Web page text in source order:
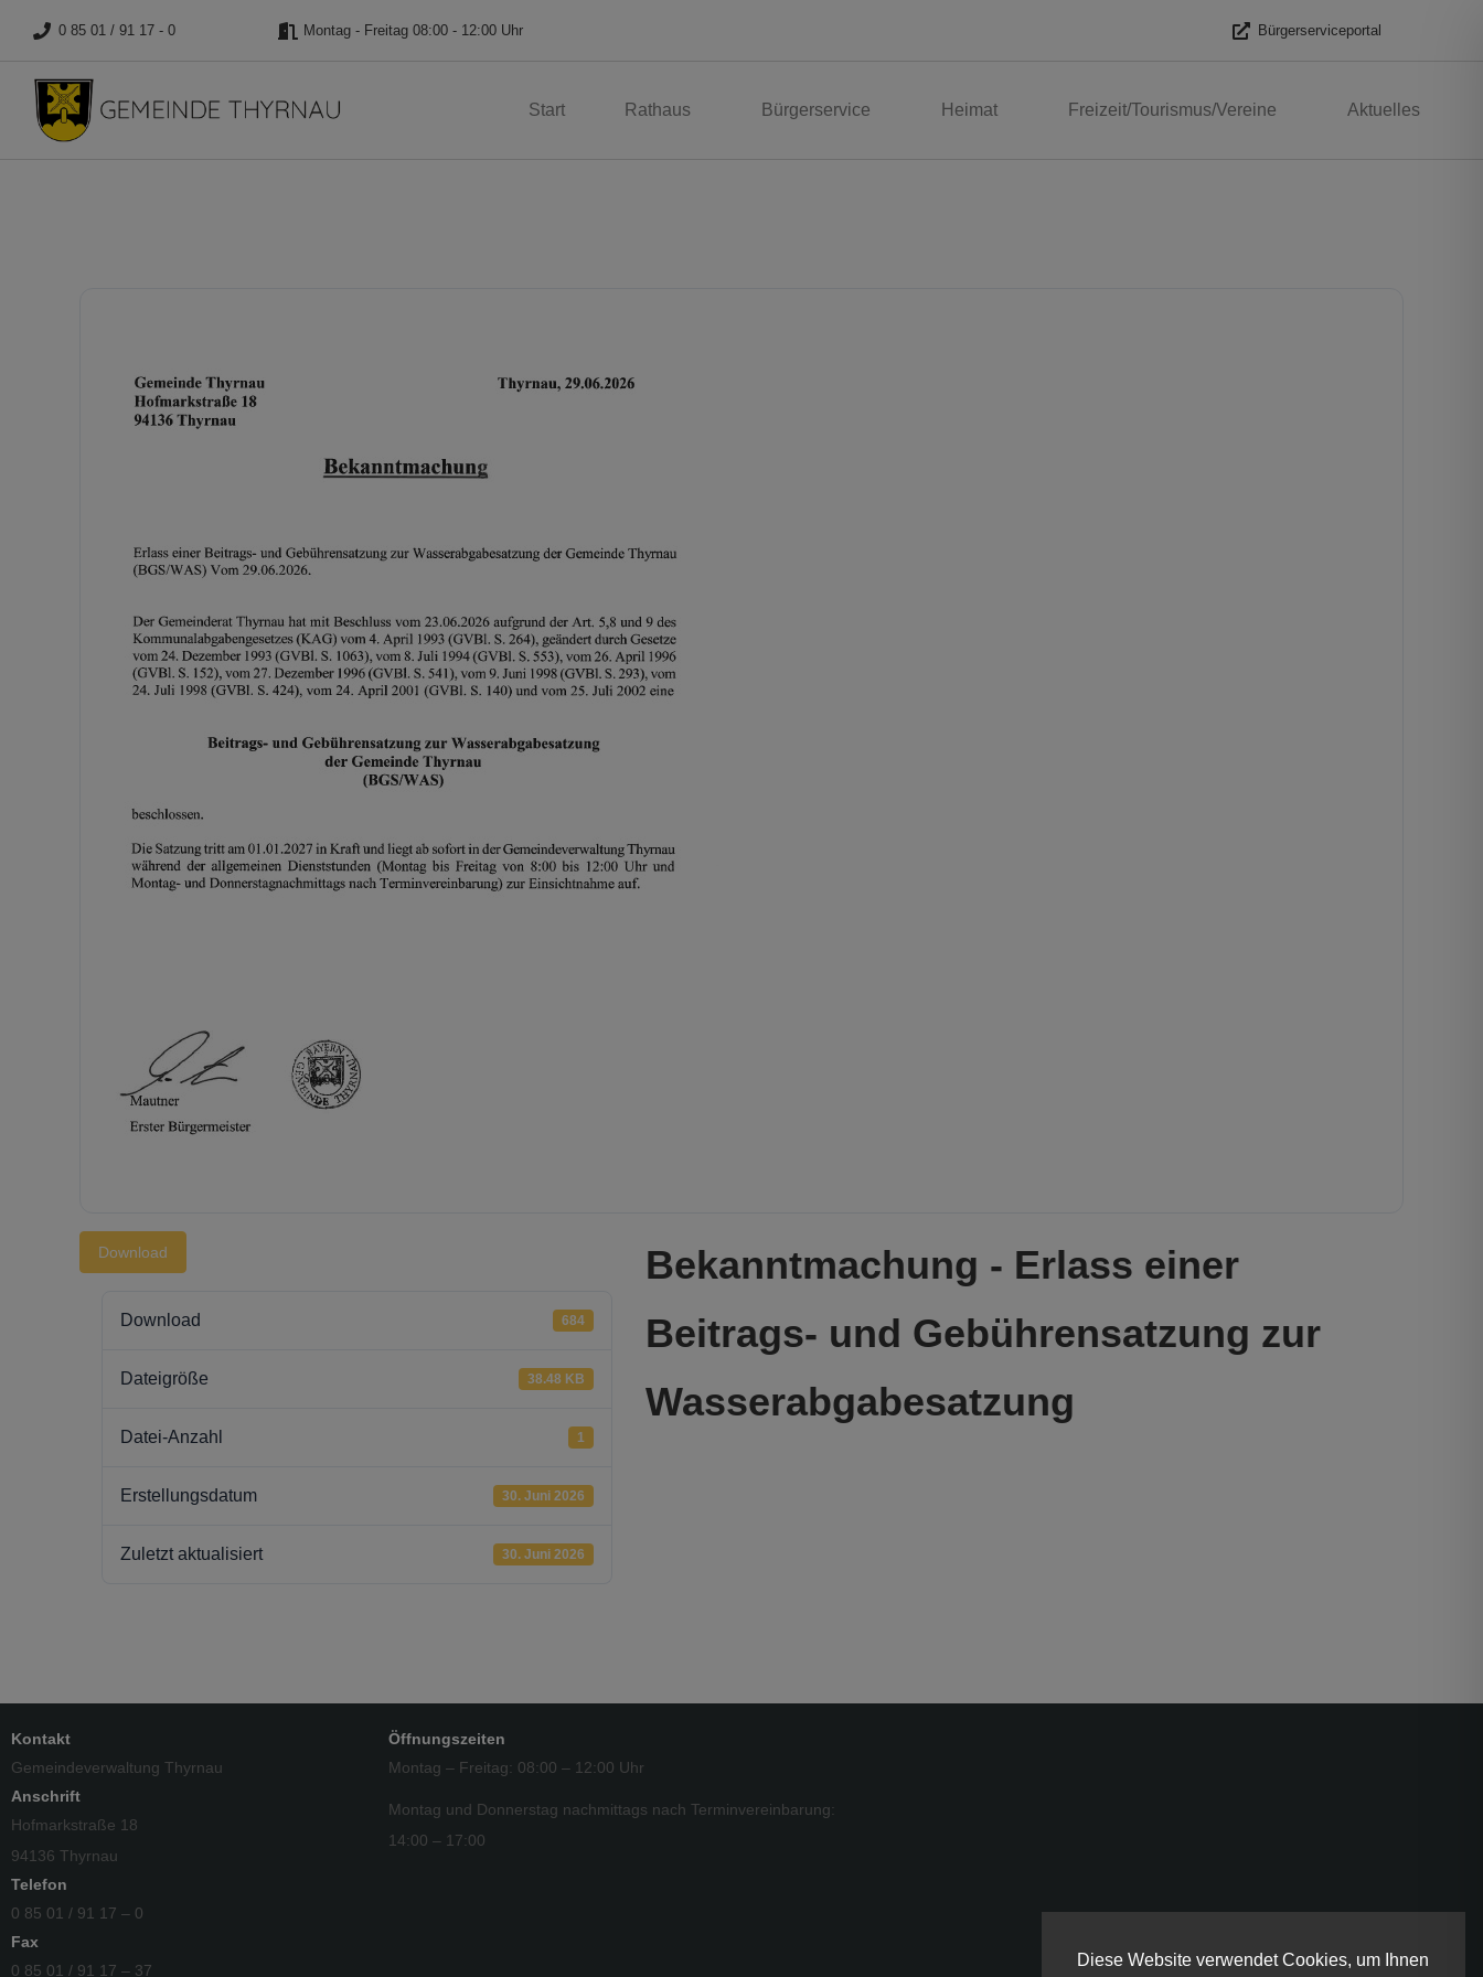
0 85 01 / 91 17 - 0 Montag - Freitag 08:00 - 12:00 Uhr Bürgerserviceportal
Start Rathaus Bürgerservice Heimat Freizeit/Tourismus/Vereine Aktuelles
Download
Download 684
Dateigröße 38.48 KB
Datei-Anzahl 1
Erstellungsdatum 30. Juni 2026
Zuletzt aktualisiert 30. Juni 2026
Bekanntmachung - Erlass einer
Beitrags- und Gebührensatzung zur
Wasserabgabesatzung
Kontakt
Gemeindeverwaltung Thyrnau
Anschrift
Hofmarkstraße 18
94136 Thyrnau
Telefon
0 85 01 / 91 17 – 0
Fax
0 85 01 / 91 17 – 37
Öffnungszeiten
Montag – Freitag: 08:00 – 12:00 Uhr
Montag und Donnerstag nachmittags nach Terminvereinbarung:
14:00 – 17:00
Diese Website verwendet Cookies, um Ihnen